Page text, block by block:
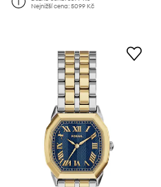
Nejnižší cena:5099 Kč